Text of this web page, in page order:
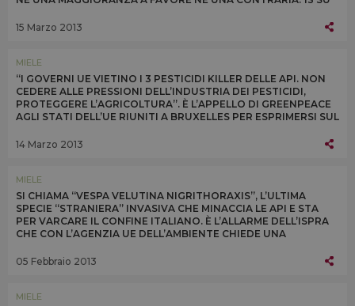
15 Marzo 2013
MIELE
“I GOVERNI UE VIETINO I 3 PESTICIDI KILLER DELLE API. NON
CEDERE ALLE PRESSIONI DELL’INDUSTRIA DEI PESTICIDI,
PROTEGGERE L’AGRICOLTURA”. È L’APPELLO DI GREENPEACE
AGLI STATI DELL’UE RIUNITI A BRUXELLES PER ESPRIMERSI SUL
14 Marzo 2013
MIELE
SI CHIAMA “VESPA VELUTINA NIGRITHORAXIS”, L’ULTIMA
SPECIE “STRANIERA” INVASIVA CHE MINACCIA LE API E STA
PER VARCARE IL CONFINE ITALIANO. È L’ALLARME DELL’ISPRA
CHE CON L’AGENZIA UE DELL’AMBIENTE CHIEDE UNA
05 Febbraio 2013
MIELE